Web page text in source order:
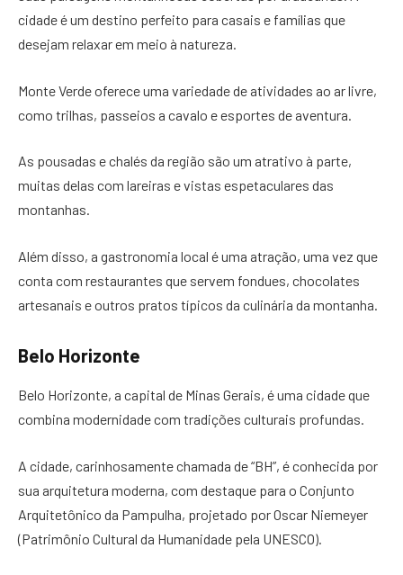
cidade é um destino perfeito para casais e famílias que
desejam relaxar em meio à natureza.
Monte Verde oferece uma variedade de atividades ao ar livre,
como trilhas, passeios a cavalo e esportes de aventura.
As pousadas e chalés da região são um atrativo à parte,
muitas delas com lareiras e vistas espetaculares das
montanhas.
Além disso, a gastronomia local é uma atração, uma vez que
conta com restaurantes que servem fondues, chocolates
artesanais e outros pratos típicos da culinária da montanha.
Belo Horizonte
Belo Horizonte, a capital de Minas Gerais, é uma cidade que
combina modernidade com tradições culturais profundas.
A cidade, carinhosamente chamada de “BH”, é conhecida por
sua arquitetura moderna, com destaque para o Conjunto
Arquitetônico da Pampulha, projetado por Oscar Niemeyer
(Patrimônio Cultural da Humanidade pela UNESCO).